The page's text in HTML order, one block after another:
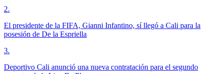
2.
El presidente de la FIFA, Gianni Infantino, sí llegó a Cali para la
posesión de De la Espriella
3.
Deportivo Cali anunció una nueva contratación para el segundo